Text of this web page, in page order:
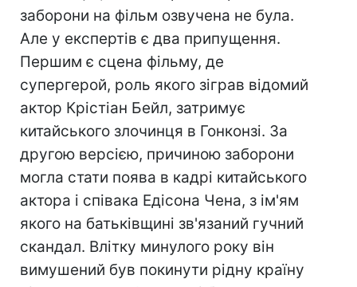
заборони на фільм озвучена не була.
Але у експертів є два припущення.
Першим є сцена фільму, де
супергерой, роль якого зіграв відомий
актор Крістіан Бейл, затримує
китайського злочинця в Гонконзі. За
другою версією, причиною заборони
могла стати поява в кадрі китайського
актора і співака Едісона Чена, з ім'ям
якого на батьківщині зв'язаний гучний
скандал. Влітку минулого року він
вимушений був покинути рідну країну